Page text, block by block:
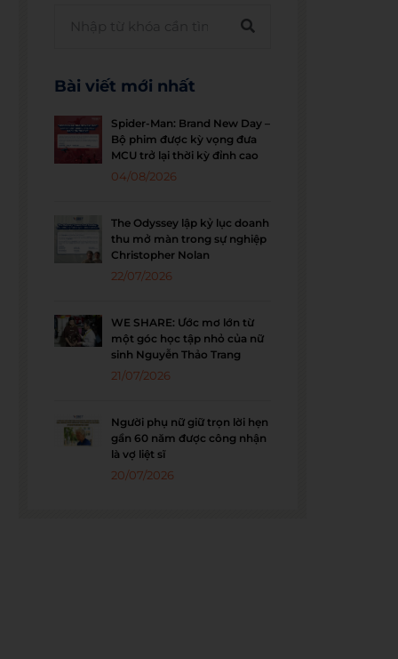
Bài viết mới nhất
Spider-Man: Brand New Day –
Bộ phim được kỳ vọng đưa
MCU trở lại thời kỳ đỉnh cao
04/08/2026
The Odyssey lập kỷ lục doanh
thu mở màn trong sự nghiệp
Christopher Nolan
22/07/2026
WE SHARE: Ước mơ lớn từ
một góc học tập nhỏ của nữ
sinh Nguyễn Thảo Trang
21/07/2026
Người phụ nữ giữ trọn lời hẹn
gần 60 năm được công nhận
là vợ liệt sĩ
20/07/2026